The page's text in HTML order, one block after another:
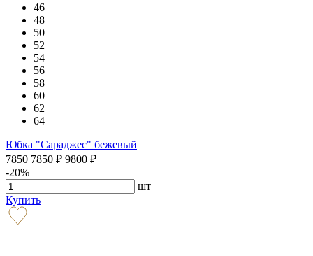
46
48
50
52
54
56
58
60
62
64
Юбка "Сараджес" бежевый
7850 7850 ₽ 9800 ₽
-20%
шт
Купить